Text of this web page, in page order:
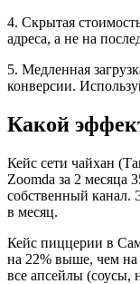
4. Скрытая
адреса, а не на
5. Медленная
конверсии.
Какой
Кейс сети чайхан
Zoomda за 2 месяца
собственный
в месяц.
Кейс пиццерии в
на 22% выше, чем на
все апсейлы (соусы,